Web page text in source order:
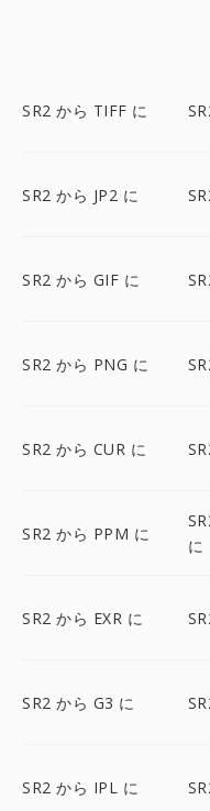
SR2 から TIFF に
SR2 から JP2 に
SR2 から GIF に
SR2 から PNG に
SR2 から CUR に
SR2 から PPM に
に
SR2 から EXR に
SR2 から G3 に
SR2 から IPL に